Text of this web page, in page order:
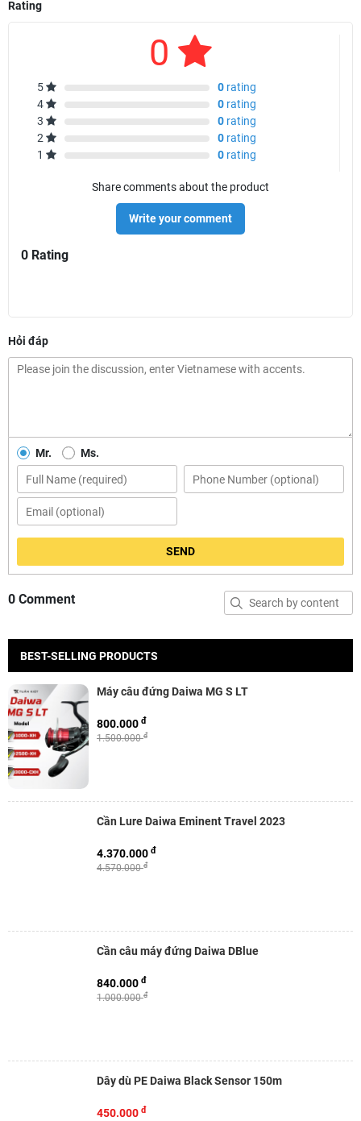
Rating
0
5 0 rating
4
0 rating
3
0 rating
2
0 rating
1
0 rating
Share comments about the product
Write your comment
0 Rating
Hỏi đáp
Mr. Ms.
SEND
0 Comment
BEST-SELLING PRODUCTS
Máy câu đứng Daiwa MG S LT
1.500.000đ
800.000 đ
Cần Lure Daiwa Eminent Travel 2023
4.570.000đ
4.370.000 đ
Cần câu máy đứng Daiwa DBlue
1.000.000đ
840.000 đ
Dây dù PE Daiwa Black Sensor 150m
450.000 đ